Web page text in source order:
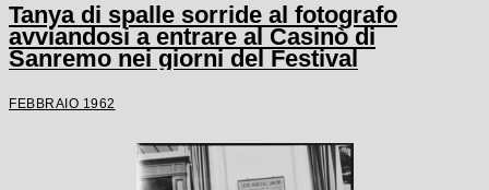
Tanya di spalle sorride al fotografo
avviandosi a entrare al Casinò di
Sanremo nei giorni del Festival
FEBBRAIO 1962